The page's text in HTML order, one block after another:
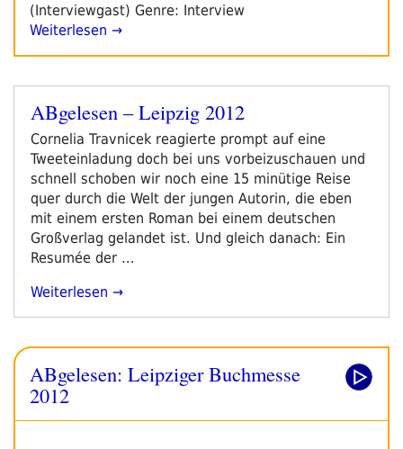
(Interviewgast) Genre: Interview
Weiterlesen →
Veröffentlicht
ABgelesen – Leipzig 2012
Cornelia Travnicek reagierte prompt auf eine
Tweeteinladung doch bei uns vorbeizuschauen und
schnell schoben wir noch eine 15 minütige Reise
quer durch die Welt der jungen Autorin, die eben
mit einem ersten Roman bei einem deutschen
Großverlag gelandet ist. Und gleich danach: Ein
Resumée der …
„ABgelesen
2012“
Weiterlesen
ABgelesen: Leipziger Buchmesse
2012